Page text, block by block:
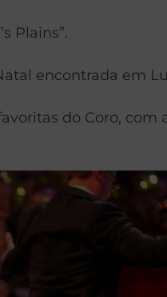
Plains”.
encontrada em
do Coro,